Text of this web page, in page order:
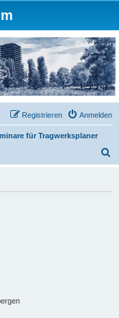
Anmelden
Registrieren
für Tragwerksplaner